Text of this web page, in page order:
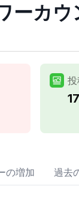
カウ
の増加 過去